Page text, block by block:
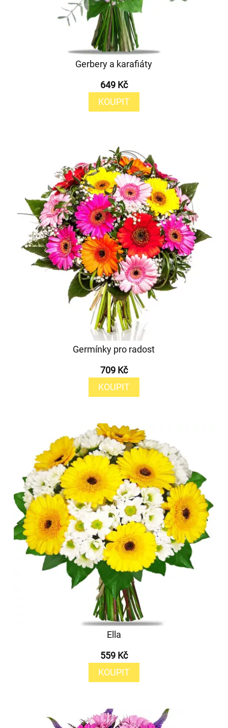
Gerbery a karafiáty
649 Kč
KOUPIT
Germínky pro radost
709 Kč
KOUPIT
Ella
559 Kč
KOUPIT